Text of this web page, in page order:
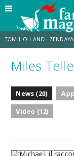
TOM HOLLAND ZENDAYA
STRANIMONDI LUCCA
TRAMELL TILLMAN
Miles
News (20)
Video (12)